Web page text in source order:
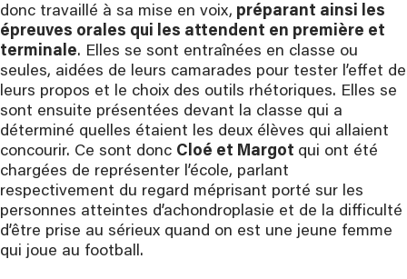
donc travaillé à sa mise en voix, préparant ainsi les
épreuves orales qui les attendent en première et
terminale. Elles se sont entraînées en classe ou
seules, aidées de leurs camarades pour tester l’effet de
leurs propos et le choix des outils rhétoriques. Elles se
sont ensuite présentées devant la classe qui a
déterminé quelles étaient les deux élèves qui allaient
concourir. Ce sont donc Cloé et Margot qui ont été
chargées de représenter l’école, parlant
respectivement du regard méprisant porté sur les
personnes atteintes d’achondroplasie et de la difficulté
d’être prise au sérieux quand on est une jeune femme
qui joue au football.